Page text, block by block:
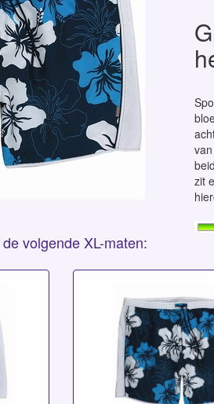
zit
volgende XL-maten: